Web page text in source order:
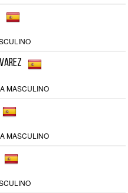
MASCULINO
MASCULINO